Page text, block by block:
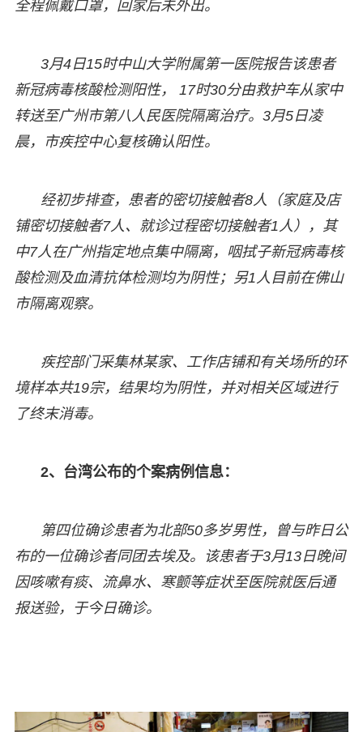
全程佩戴口罩，回家后未外出。
3月4日15时中山大学附属第一医院报告该患者
新冠病毒核酸检测阳性， 17时30分由救护车从家中
转送至广州市第八人民医院隔离治疗。3月5日凌
晨，市疾控中心复核确认阳性。
经初步排查，患者的密切接触者8人（家庭及店
铺密切接触者7人、就诊过程密切接触者1人），其
中7人在广州指定地点集中隔离，咽拭子新冠病毒核
酸检测及血清抗体检测均为阴性；另1人目前在佛山
市隔离观察。
疾控部门采集林某家、工作店铺和有关场所的环
境样本共19宗，结果均为阴性，并对相关区域进行
了终末消毒。
2、台湾公布的个案病例信息：
第四位确诊患者为北部50多岁男性，曾与昨日公
布的一位确诊者同团去埃及。该患者于3月13日晚间
因咳嗽有痰、流鼻水、寒颤等症状至医院就医后通
报送验，于今日确诊。